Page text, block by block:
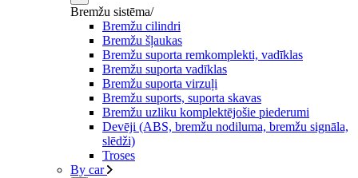
Bremžu sistēma/
Bremžu cilindri
Bremžu šļaukas
Bremžu suporta remkomplekti, vadīklas
Bremžu suporta vadīklas
Bremžu suporta virzuļi
Bremžu suports, suporta skavas
Bremžu uzliku komplektējošie piederumi
Devēji (ABS, bremžu nodiluma, bremžu signāla,
slēdži)
Troses
By car